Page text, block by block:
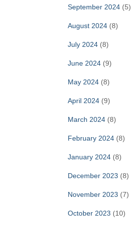
September 2024(5)
August 2024(8)
July 2024(8)
June 2024(9)
May 2024(8)
April 2024(9)
March 2024(8)
February 2024(8)
January 2024(8)
December 2023 (8)
November 2023 (7)
October 2023 (10)